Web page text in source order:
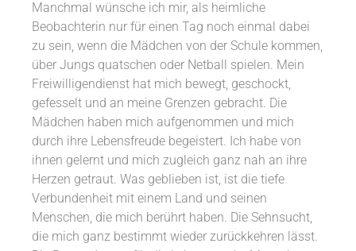
Manchmal wünsche ich mir, als heimliche
Beobachterin nur für einen Tag noch einmal dabei
zu sein, wenn die Mädchen von der Schule kommen,
über Jungs quatschen oder Netball spielen. Mein
Freiwilligendienst hat mich bewegt, geschockt,
gefesselt und an meine Grenzen gebracht. Die
Mädchen haben mich aufgenommen und mich
durch ihre Lebensfreude begeistert. Ich habe von
ihnen gelernt und mich zugleich ganz nah an ihre
Herzen getraut. Was geblieben ist, ist die tiefe
Verbundenheit mit einem Land und seinen
Menschen, die mich berührt haben. Die Sehnsucht,
die mich ganz bestimmt wieder zurückkehren lässt.